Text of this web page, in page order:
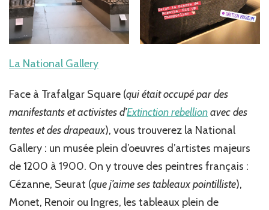
La National Gallery
Face à Trafalgar Square (qui était occupé par des
manifestants et activistes d’Extinction rebellionavec des
tentes et des drapeaux), vous trouverez la National
Gallery : un musée plein d’oeuvres d’artistes majeurs
de 1200 à 1900. On y trouve des peintres français :
Cézanne, Seurat (que j’aime ses tableaux pointilliste),
Monet, Renoir ou Ingres, les tableaux plein de